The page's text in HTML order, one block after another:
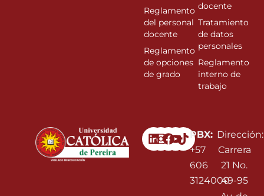
Linkedin
Instagram
Facebook
Youtube
PBX:
+57
606
3124000
Dirección:
Carrera
21 No.
49-95
Reglamento
del personal
docente
Reglamento
de opciones
de grado
docente
Tratamiento
de datos
personales
Reglamento
interno de
trabajo